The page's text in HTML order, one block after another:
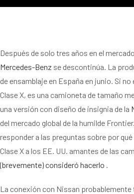
Después de solo tres años en el
Mercedes-Benz se descontinúa. La
de ensamblaje en España en junio. Si
Clase X, es una camioneta de tamaño
una versión con diseño de insignia de la
del mercado global de la humilde
responder a las preguntas sobre por qué
Clase X a los EE. UU. amantes de las
(brevemente) consideró hacerlo .
La conexión con Nissan